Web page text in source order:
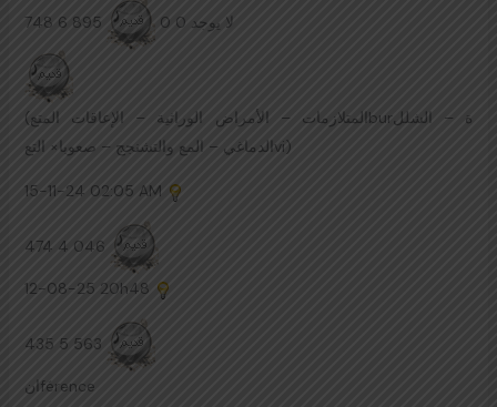
748 6 895 لا يوجد 0 0
(المتلازمات – الأمراض الوراثية – الإعاقات المتعburة – الشلل
الدماغي – المع والتشنجج – صعوبا× التعvi)
15-11-24 02:05 AM
474 4 046
12-08-25 20h48
435 5 563
انférence